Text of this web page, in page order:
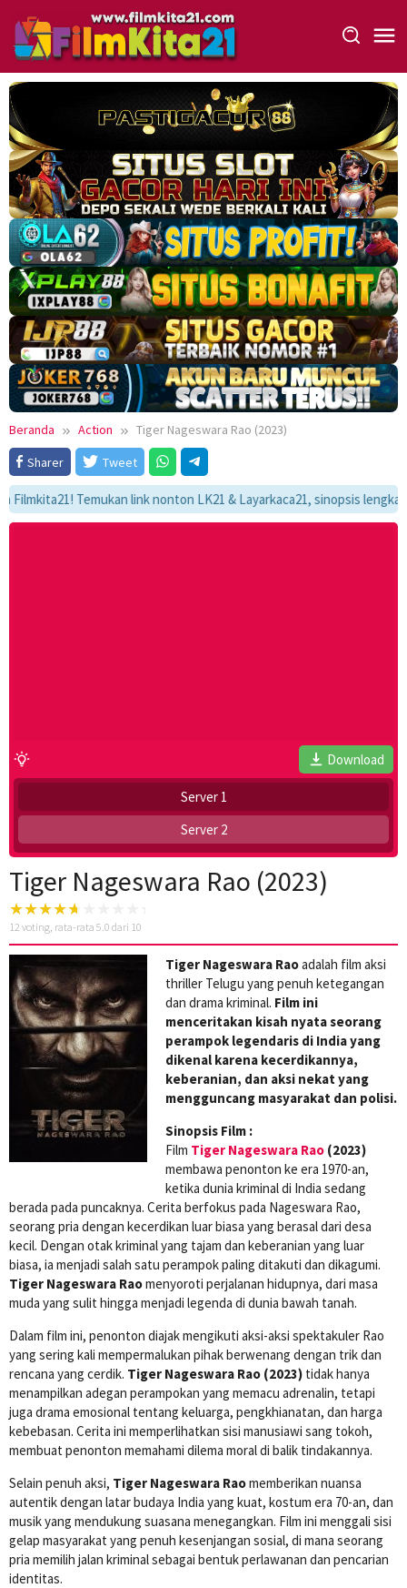
konten
Beranda Action
Tiger Nageswara Rao (2023)
Sharer
Tweet
Temukan link nonton LK21 & Layarkaca21, sinopsis lengkap,
Download
Server 1
Server 2
Tiger Nageswara Rao (2023)
12 voting, rata-rata 5.0 dari 10
Tiger Nageswara Raoadalah film aksi
thriller Telugu yang penuh ketegangan
dan drama kriminal. Film ini
menceritakan kisah nyata seorang
perampok legendaris di India yang
dikenal karena kecerdikannya,
keberanian, dan aksi nekat yang
mengguncang masyarakat dan polisi.
Sinopsis Film :
Film Tiger Nageswara Rao (2023)
membawa penonton ke era 1970-an,
ketika dunia kriminal di India sedang
berada pada puncaknya. Cerita berfokus pada Nageswara Rao,
seorang pria dengan kecerdikan luar biasa yang berasal dari desa
kecil. Dengan otak kriminal yang tajam dan keberanian yang luar
biasa, ia menjadi salah satu perampok paling ditakuti dan dikagumi.
Tiger Nageswara Raomenyoroti perjalanan hidupnya, dari masa
muda yang sulit hingga menjadi legenda di dunia bawah tanah.
Dalam film ini, penonton diajak mengikuti aksi-aksi spektakuler Rao
yang sering kali mempermalukan pihak berwenang dengan trik dan
rencana yang cerdik. Tiger Nageswara Rao (2023) tidak hanya
menampilkan adegan perampokan yang memacu adrenalin, tetapi
juga drama emosional tentang keluarga, pengkhianatan, dan harga
kebebasan. Cerita ini memperlihatkan sisi manusiawi sang tokoh,
membuat penonton memahami dilema moral di balik tindakannya.
Selain penuh aksi, Tiger Nageswara Raomemberikan nuansa
autentik dengan latar budaya India yang kuat, kostum era 70-an, dan
musik yang mendukung suasana menegangkan. Film ini menggali sisi
gelap masyarakat yang penuh kesenjangan sosial, di mana seorang
pria memilih jalan kriminal sebagai bentuk perlawanan dan pencarian
identitas.